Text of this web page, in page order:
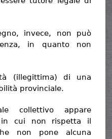
invece, non può
in quanto non
(illegittima) di una
provinciale.
collettivo appare
in cui non rispetta il
non pone alcuna